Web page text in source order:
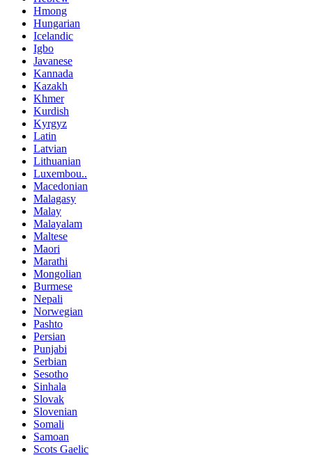
Hmong
Hungarian
Icelandic
Igbo
Javanese
Kannada
Kazakh
Khmer
Kurdish
Kyrgyz
Latin
Latvian
Lithuanian
Luxembou..
Macedonian
Malagasy
Malay
Malayalam
Maltese
Maori
Marathi
Mongolian
Burmese
Nepali
Norwegian
Pashto
Persian
Punjabi
Serbian
Sesotho
Sinhala
Slovak
Slovenian
Somali
Samoan
Scots Gaelic